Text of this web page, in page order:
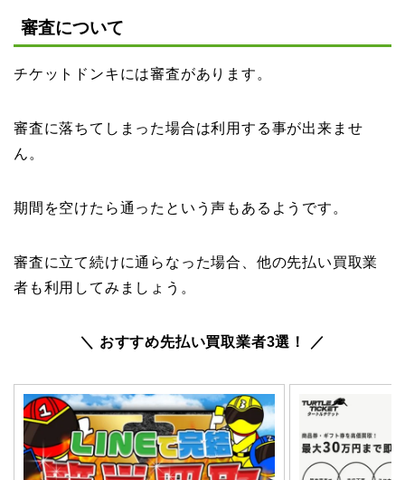
審査について
チケットドンキには審査があります。
審査に落ちてしまった場合は利用する事が出来ませ
ん。
期間を空けたら通ったという声もあるようです。
審査に立て続けに通らなった場合、他の先払い買取業
者も利用してみましょう。
＼ おすすめ先払い買取業者3選！ ／